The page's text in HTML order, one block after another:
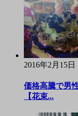
2016年2月15日
価格高騰で男
【花束...